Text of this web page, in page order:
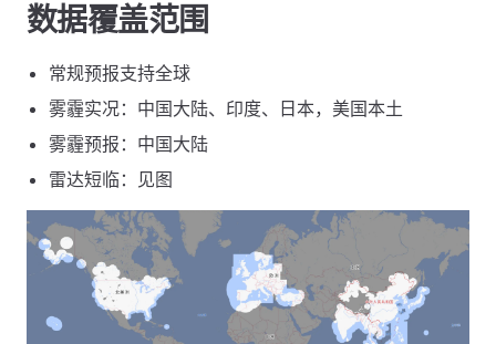
数据覆盖范围
常规预报支持全球
雾霾实况：中国大陆、印度、日本，美国本土
雾霾预报：中国大陆
雷达短临：见图